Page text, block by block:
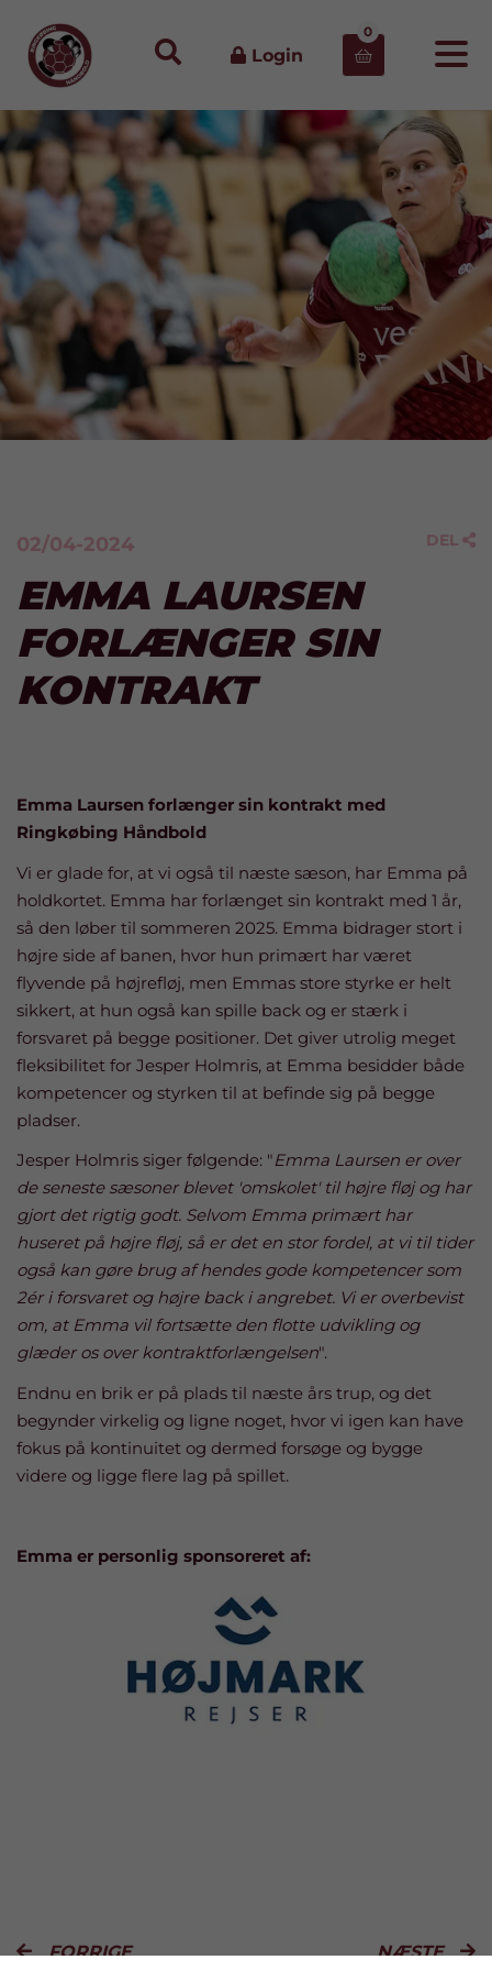
Login 
0
02/04-2024 DEL 
EMMA LAURSEN
FORLÆNGER SIN
KONTRAKT
Emma Laursen forlænger sin kontrakt med
Ringkøbing Håndbold
Vi er glade for, at vi også til næste sæson, har Emma på
holdkortet. Emma har forlænget sin kontrakt med 1 år,
så den løber til sommeren 2025. Emma bidrager stort i
højre side af banen, hvor hun primært har været
flyvende på højrefløj, men Emmas store styrke er helt
sikkert, at hun også kan spille back og er stærk i
forsvaret på begge positioner. Det giver utrolig meget
fleksibilitet for Jesper Holmris, at Emma besidder både
kompetencer og styrken til at befinde sig på begge
pladser.
Jesper Holmris siger følgende: "Emma Laursen er over
de seneste sæsoner blevet 'omskolet' til højre fløj og har
gjort det rigtig godt. Selvom Emma primært har
huseret på højre fløj, så er det en stor fordel, at vi til tider
også kan gøre brug af hendes gode kompetencer som
2ér i forsvaret og højre back i angrebet. Vi er overbevist
om, at Emma vil fortsætte den flotte udvikling og
glæder os over kontraktforlængelsen".
Endnu en brik er på plads til næste års trup, og det
begynder virkelig og ligne noget, hvor vi igen kan have
fokus på kontinuitet og dermed forsøge og bygge
videre og ligge flere lag på spillet.
Emma er personlig sponsoreret af:
 FORRIGE NÆSTE 